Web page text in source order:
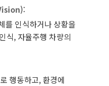
:
를 인식하거나 상황을
식, 자율주행 차량의
행동하고, 환경에